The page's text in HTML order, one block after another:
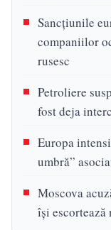
Sancțiunile
companiilor
rusesc
Petroliere
fost deja
Europa
umbră”
Moscova
își escortează